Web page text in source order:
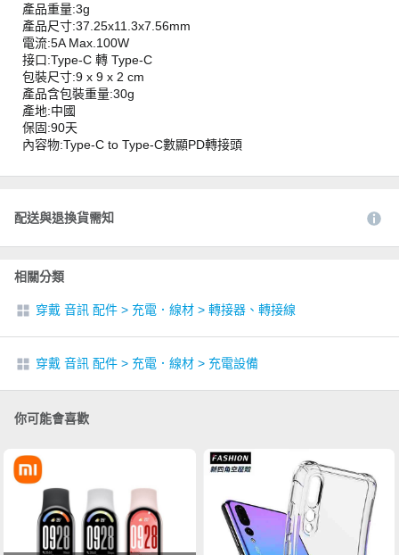
產品重量:3g
產品尺寸:37.25x11.3x7.56mm
電流:5A Max.100W
接口:Type-C 轉 Type-C
包裝尺寸:9 x 9 x 2 cm
產品含包裝重量:30g
產地:中國
保固:90天
內容物:Type-C to Type-C數顯PD轉接頭
配送與退換貨需知
相關分類
穿戴 音訊 配件 > 充電．線材 > 轉接器、轉接線
穿戴 音訊 配件 > 充電．線材 > 充電設備
你可能會喜歡